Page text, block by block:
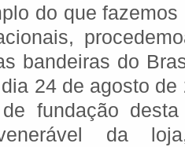
do que fazemos
bandeiras do
24 de agosto
fundação desta
da